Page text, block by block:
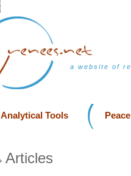
a website of
Analytical Tools
Articles